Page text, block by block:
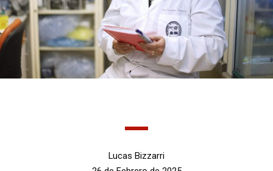
Lucas Bizzarri